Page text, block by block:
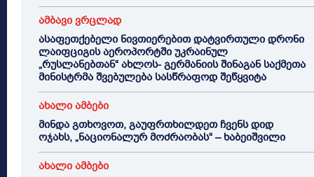
ამბავი ვრცლად
ასაფეთქებელი ნივთიერებით დატვირთული დრონი
ლაიფციგის აეროპორტში უკრაინულ
„რუსლანებთან“ ახლოს- გერმანიის შინაგან საქმეთა
მინისტრმა შვებულება სასწრაფოდ შეწყვიტა
ახალი ამბები
მინდა გთხოვოთ, გაუფრთხილდეთ ჩვენს დიდ
ოჯახს, „ნაციონალურ მოძრაობას“ – ხაბეიშვილი
ახალი ამბები